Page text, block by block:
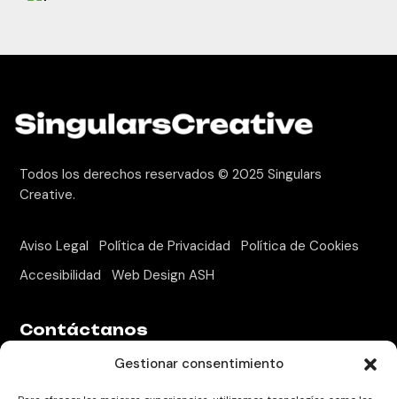
Gestionar consentimiento
Todos los derechos reservados © 2025Singulars
Creative.
Aviso Legal Política de Privacidad
Política de Cookies
Accesibilidad
Web Design ASH
Contáctanos
Camí de Valls, 81-87. Puerta 72, Reus